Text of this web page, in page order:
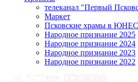
телеканал "Первый
Маркет
Псковские храмы в
Народное признание 2025
Народное признание 2024
Народное признание 2023
Народное признание 2022